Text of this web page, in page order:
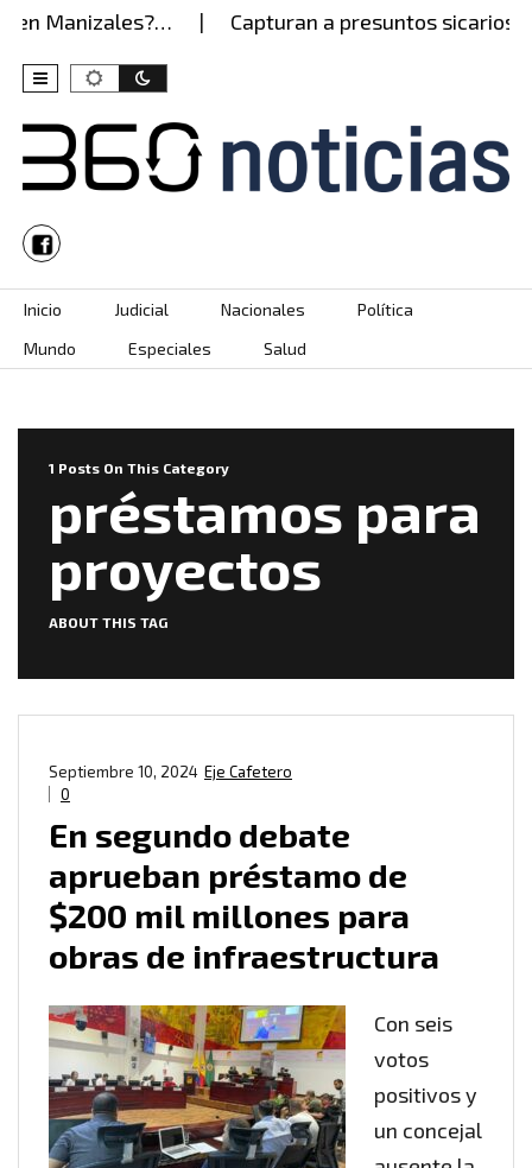
en Manizales?… Capturan a presuntos sicarios
Skip to content
Inicio Judicial Nacionales
Política
Mundo
Especiales Salud
1 Posts On This Category
préstamos para
proyectos
ABOUT THIS TAG
Eje Cafetero
Septiembre 10, 2024
0
En segundo debate
aprueban préstamo de
$200 mil millones para
obras de infraestructura
Con seis
votos
positivos y
un concejal